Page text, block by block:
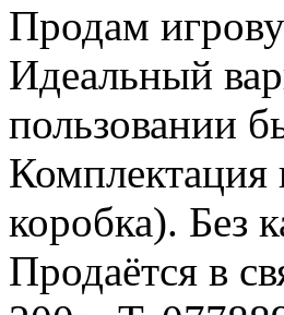
Продам
Идеальный
пользовании
Комплектация
коробка). Без
Продаётся в